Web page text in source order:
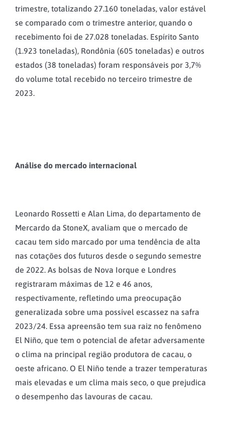
trimestre, totalizando 27.160 toneladas, valor estável
se comparado com o trimestre anterior, quando o
recebimento foi de 27.028 toneladas. Espírito Santo
(1.923 toneladas), Rondônia (605 toneladas) e outros
estados (38 toneladas) foram responsáveis por 3,7%
do volume total recebido no terceiro trimestre de
2023.
Análise do mercado internacional
Leonardo Rossetti e Alan Lima, do departamento de
Mercardo da StoneX, avaliam que o mercado de
cacau tem sido marcado por uma tendência de alta
nas cotações dos futuros desde o segundo semestre
de 2022. As bolsas de Nova Iorque e Londres
registraram máximas de 12 e 46 anos,
respectivamente, refletindo uma preocupação
generalizada sobre uma possível escassez na safra
2023/24. Essa apreensão tem sua raiz no fenômeno
El Niño, que tem o potencial de afetar adversamente
o clima na principal região produtora de cacau, o
oeste africano. O El Niño tende a trazer temperaturas
mais elevadas e um clima mais seco, o que prejudica
o desempenho das lavouras de cacau.